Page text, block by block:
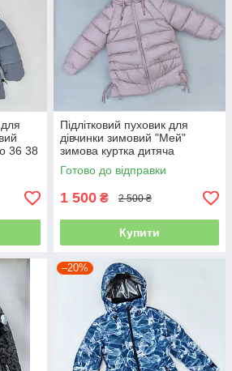
36 38
Підлітковий пуховик для
дівчинки зимовий "Мей"
зимова куртка дитяча
підліткова тепла 38 42 44
Готово до відправки
1 500 ₴ 2 500 ₴
Купити
–20%